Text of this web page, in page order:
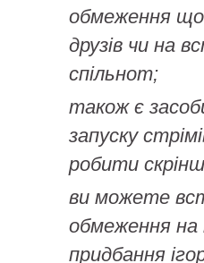
обмеження
друзів чи на
спільнот;
також є
запуску
робити
ви можете
обмеження на
придбання